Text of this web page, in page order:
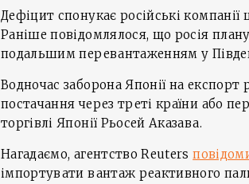
Дефіцит спонукає російські
Раніше повідомлялося, що росія
подальшим перевантаженням у
Водночас заборона Японії на експорт
постачання через треті країни або
торгівлі Японії Рьосей Аказава.
Нагадаємо, агентство Reuters
імпортувати вантаж реактивного